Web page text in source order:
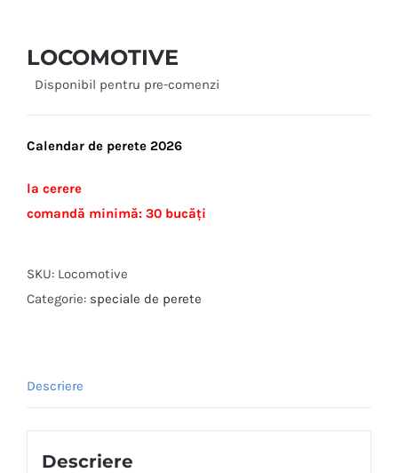
LOCOMOTIVE
Disponibil pentru pre-comenzi
Calendar de perete 2026
la cerere
comandă minimă: 30 bucăți
SKU: Locomotive
Categorie: speciale de perete
Descriere
Descriere